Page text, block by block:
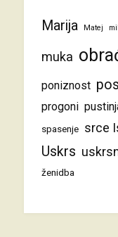
Marija Matej
muka
poniznost
progoni
spasenje srce
Uskrs
ženidba